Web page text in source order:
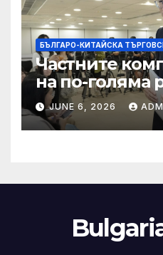
БЪЛГАРО-КИТАЙСКА
Частните
на по-голяма
енергетика
JUNE 6, 2026